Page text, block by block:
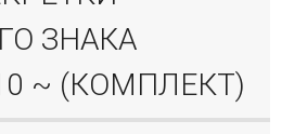
ЗНАКА
~ (КОМПЛЕКТ)